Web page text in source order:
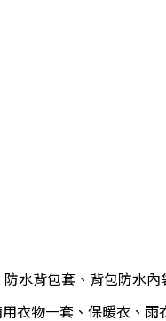
水背包套、背包防水內
衣物一套、保暖衣、